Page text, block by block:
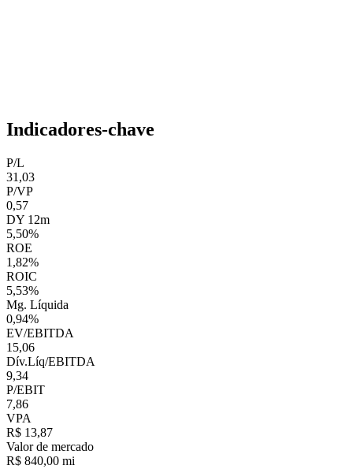
Indicadores-chave
P/L
31,03
P/VP
0,57
DY 12m
5,50%
ROE
1,82%
ROIC
5,53%
Mg. Líquida
0,94%
EV/EBITDA
15,06
Dív.Líq/EBITDA
9,34
P/EBIT
7,86
VPA
R$ 13,87
Valor de mercado
R$ 840,00 mi